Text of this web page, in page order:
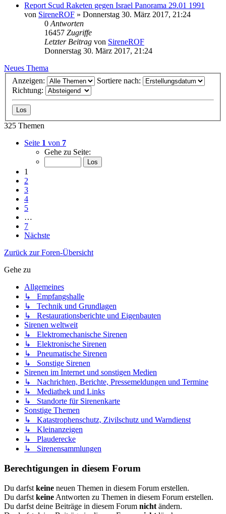
Report Scud Raketen gegen Israel Panorama 29.01 1991
von SireneROF » Donnerstag 30. März 2017, 21:24
0 Antworten
16457 Zugriffe
Letzter Beitrag von SireneROF
Donnerstag 30. März 2017, 21:24
Neues Thema
Anzeigen:
Sortiere nach:
Richtung:
325 Themen
Seite 1 von 7
Gehe zu Seite:
1
2
3
4
5
…
7
Nächste
Zurück zur Foren-Übersicht
Gehe zu
Allgemeines
↳ Empfangshalle
↳ Technik und Grundlagen
↳ Restaurationsberichte und Eigenbauten
Sirenen weltweit
↳ Elektromechanische Sirenen
↳ Elektronische Sirenen
↳ Pneumatische Sirenen
↳ Sonstige Sirenen
Sirenen im Internet und sonstigen Medien
↳ Nachrichten, Berichte, Pressemeldungen und Termine
↳ Mediathek und Links
↳ Standorte für Sirenenkarte
Sonstige Themen
↳ Katastrophenschutz, Zivilschutz und Warndienst
↳ Kleinanzeigen
↳ Plauderecke
↳ Sirenensammlungen
Berechtigungen in diesem Forum
Du darfst keine neuen Themen in diesem Forum erstellen.
Du darfst keine Antworten zu Themen in diesem Forum erstellen.
Du darfst deine Beiträge in diesem Forum nicht ändern.